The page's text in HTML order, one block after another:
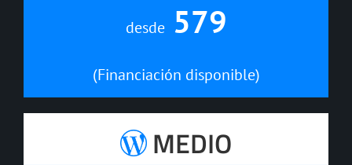
desde579
(Financiación disponible)
MEDIO